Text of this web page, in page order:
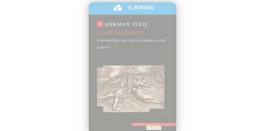
E-KNIHA